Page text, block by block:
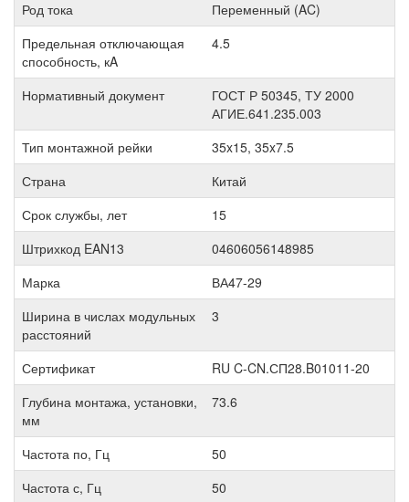
Род тока
Переменный (AC)
Предельная отключающая
способность, кA
4.5
Нормативный документ
ГОСТ Р 50345, ТУ 2000
АГИЕ.641.235.003
Тип монтажной рейки
35x15, 35x7.5
Страна
Китай
Срок службы, лет
15
Штрихкод EAN13
04606056148985
Марка
ВА47-29
Ширина в числах модульных
расстояний
3
Сертификат
RU C-CN.СП28.B01011-20
Глубина монтажа, установки,
мм
73.6
Частота по, Гц
50
Частота с, Гц
50